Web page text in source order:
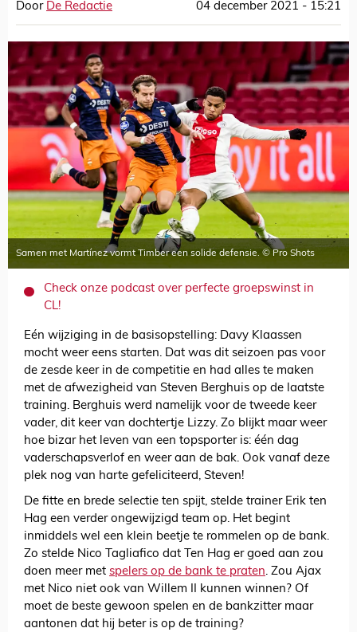
Door De Redactie 04 december 2021 - 15:21
Samen met Martínez vormt Timber een solide defensie. © Pro Shots
Check onze podcast over perfecte groepswinst in
CL!
Eén wijziging in de basisopstelling: Davy Klaassen
mocht weer eens starten. Dat was dit seizoen pas voor
de zesde keer in de competitie en had alles te maken
met de afwezigheid van Steven Berghuis op de laatste
training. Berghuis werd namelijk voor de tweede keer
vader, dit keer van dochtertje Lizzy. Zo blijkt maar weer
hoe bizar het leven van een topsporter is: één dag
vaderschapsverlof en weer aan de bak. Ook vanaf deze
plek nog van harte gefeliciteerd, Steven!
De fitte en brede selectie ten spijt, stelde trainer Erik ten
Hag een verder ongewijzigd team op. Het begint
inmiddels wel een klein beetje te rommelen op de bank.
Zo stelde Nico Tagliafico dat Ten Hag er goed aan zou
doen meer met spelers op de bank te praten. Zou Ajax
met Nico niet ook van Willem II kunnen winnen? Of
moet de beste gewoon spelen en de bankzitter maar
aantonen dat hij beter is op de training?